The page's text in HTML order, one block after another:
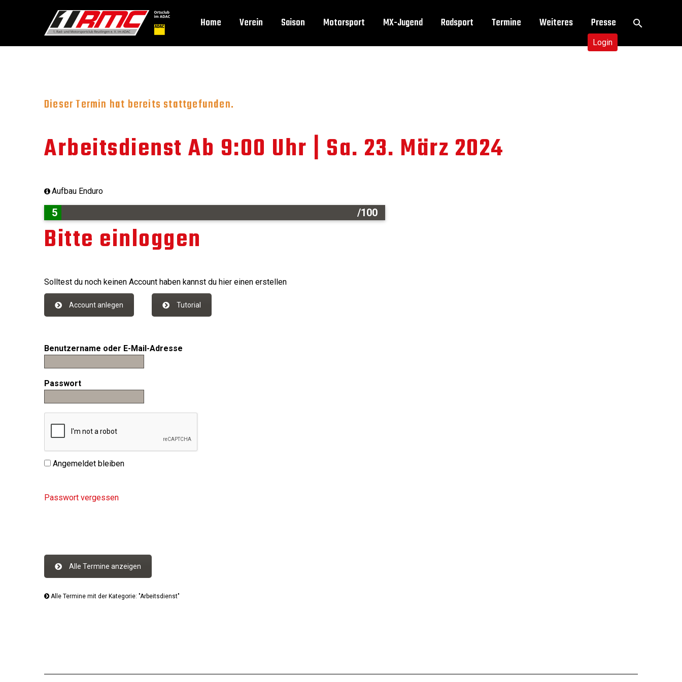
Home Verein Saison Motorsport MX-Jugend Radsport Termine Weiteres Presse
Login
Dieser Termin hat bereits stattgefunden.
Arbeitsdienst Ab 9:00 Uhr | Sa. 23. März 2024
Aufbau Enduro
5 /100
Bitte einloggen
Solltest du noch keinen Account haben kannst du hier einen erstellen
Account anlegen Tutorial
Benutzername oder E-Mail-Adresse
Passwort
Angemeldet bleiben
Passwort vergessen
Alle Termine anzeigen
Alle Termine mit der Kategorie: "Arbeitsdienst"